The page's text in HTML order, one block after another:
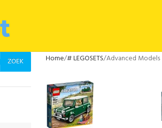
ZOEK Home # LEGOSETS Advanced Models